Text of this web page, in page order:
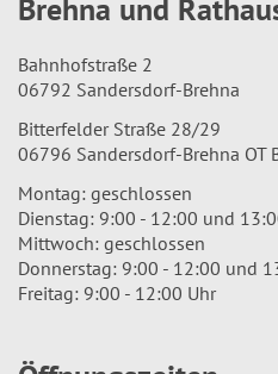
Brehna und
Bahnhofstraße 2
06792 Sandersdorf-Brehna
Bitterfelder Straße 28/29
06796 Sandersdorf-Brehna OT
Montag: geschlossen
Dienstag: 9:00 - 12:00 und
Mittwoch: geschlossen
Donnerstag: 9:00 - 12:00 und
Freitag: 9:00 - 12:00 Uhr